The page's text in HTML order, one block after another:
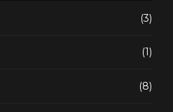
(3)
(1)
(8)